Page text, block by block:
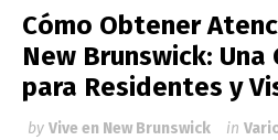
Cómo Obtener
New Brunswick:
para Residentes y
by Vive en New Brunswick in